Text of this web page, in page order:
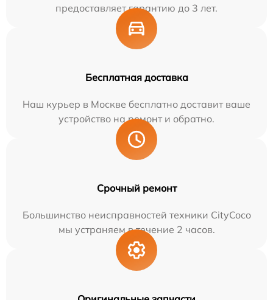
предоставляет гарантию до 3 лет.
Бесплатная доставка
Наш курьер в Москве бесплатно доставит ваше
устройство на ремонт и обратно.
Срочный ремонт
Большинство неисправностей техники CityCoco
мы устраняем в течение 2 часов.